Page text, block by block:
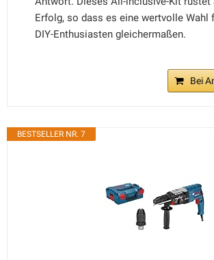
Erfolg, so dass es eine wertvolle Wahl
DIY-Enthusiasten gleichermaßen.
Bei
BESTSELLER NR. 7